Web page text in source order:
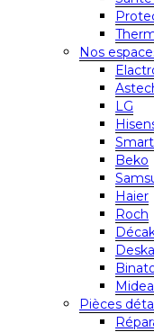
Nos
LG
Beko
Haier
Roch
Deska
Midea
Pièces